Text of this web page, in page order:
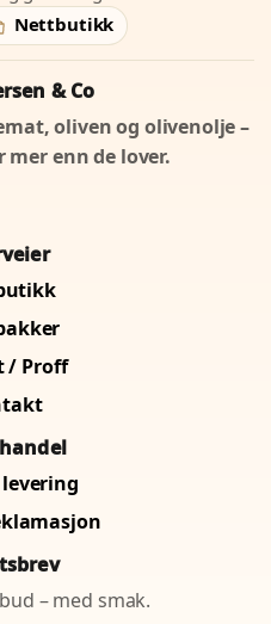
Nettbutikk
& Co
oliven og olivenolje –
mer enn de lover.
/ Proff
– med smak.